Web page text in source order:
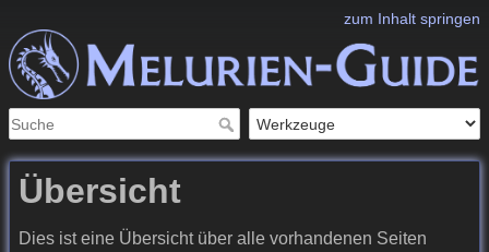
zum Inhalt springen
Übersicht
Dies ist eine Übersicht über alle vorhandenen Seiten